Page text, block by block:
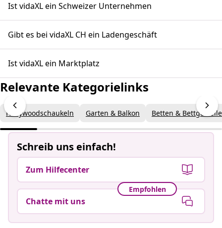
Ist vidaXL ein Schweizer Unternehmen
Gibt es bei vidaXL CH ein Ladengeschäft
Ist vidaXL ein Marktplatz
Relevante Kategorielinks
Hollywoodschaukeln Garten & Balkon Betten & Bettgestelle
Schreib uns einfach!
Zum Hilfecenter
Empfohlen
Chatte mit uns